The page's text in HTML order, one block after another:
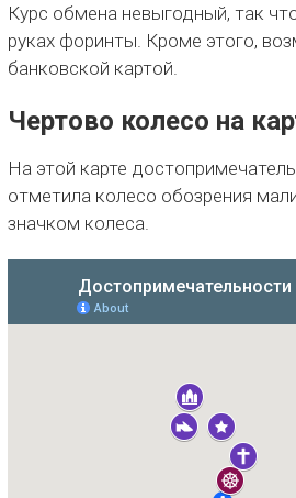
Курс обмена невыгодный, так
руках форинты. Кроме этого,
банковской картой.
Чертово колесо на
На этой карте
отметила колесо обозрения
значком колеса.